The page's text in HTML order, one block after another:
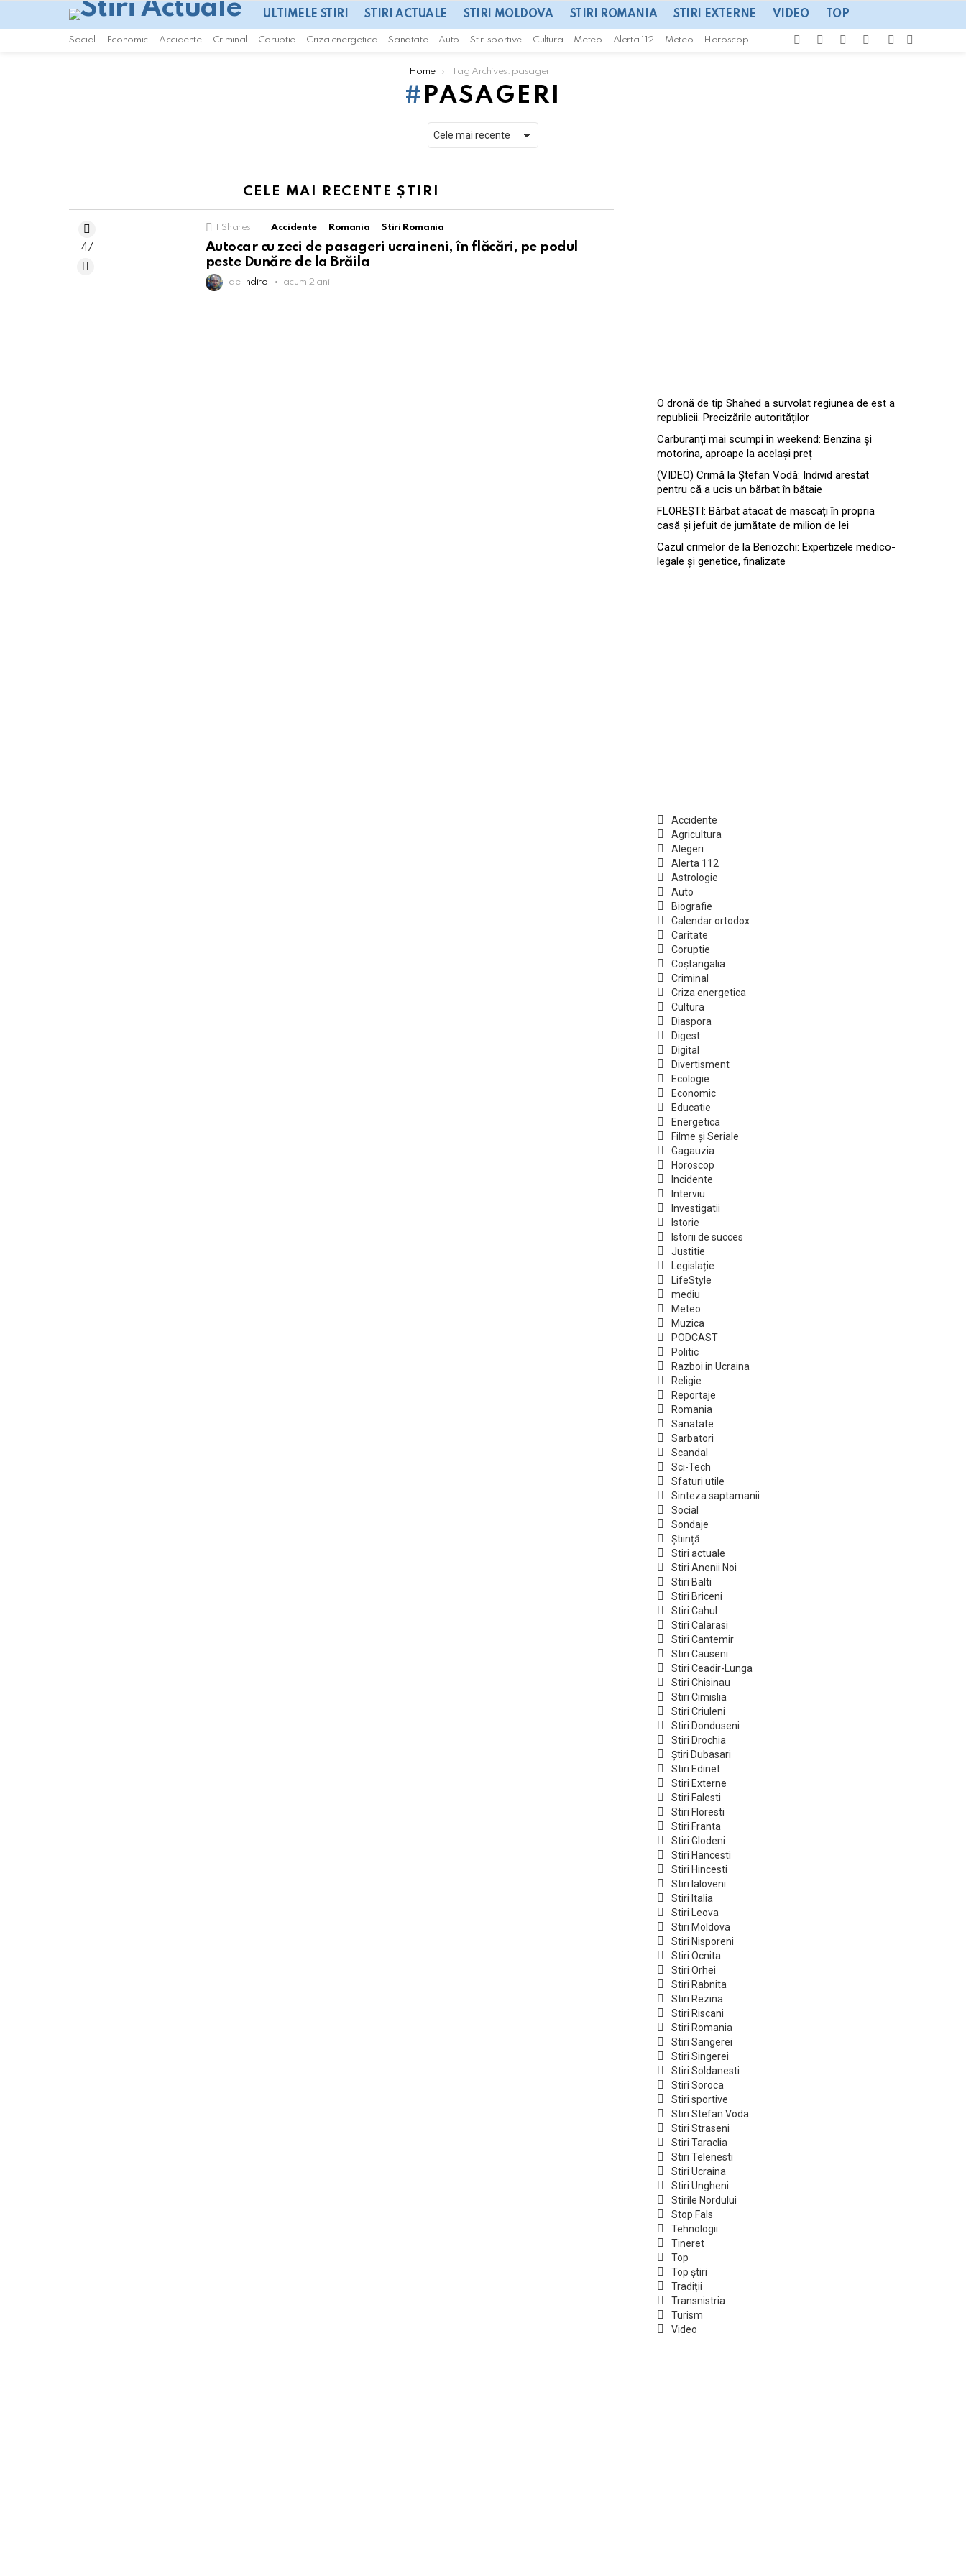
ULTIMELE STIRI STIRI ACTUALE STIRI MOLDOVA STIRI ROMANIA STIRI EXTERNE VIDEO TOP
Social Economic Accidente Criminal Coruptie Criza energetica Sanatate Auto Stiri sportive Cultura Meteo Alerta 112 Meteo Horoscop
facebooktwitter instagramyoutube SWITCH
Home Tag Archives: pasageri
PASAGERI
CELE MAI RECENTE ȘTIRI
1 Shares Accidente Romania Stiri Romania
Autocar cu zeci de pasageri ucraineni, în flăcări, pe podul
peste Dunăre de la Brăila
de Indiro acum 2 ani
47
O dronă de tip Shahed a survolat regiunea de est a
republicii. Precizările autorităților
Carburanți mai scumpi în weekend: Benzina și
motorina, aproape la același preț
(VIDEO) Crimă la Ștefan Vodă: Individ arestat
pentru că a ucis un bărbat în bătaie
FLOREȘTI: Bărbat atacat de mascați în propria
casă și jefuit de jumătate de milion de lei
Cazul crimelor de la Beriozchi: Expertizele medico-
legale și genetice, finalizate
Accidente
Agricultura
Alegeri
Alerta 112
Astrologie
Auto
Biografie
Calendar ortodox
Caritate
Coruptie
Coștangalia
Criminal
Criza energetica
Cultura
Diaspora
Digest
Digital
Divertisment
Ecologie
Economic
Educatie
Energetica
Filme și Seriale
Gagauzia
Horoscop
Incidente
Interviu
Investigatii
Istorie
Istorii de succes
Justitie
Legislație
LifeStyle
mediu
Meteo
Muzica
PODCAST
Politic
Razboi in Ucraina
Religie
Reportaje
Romania
Sanatate
Sarbatori
Scandal
Sci-Tech
Sfaturi utile
Sinteza saptamanii
Social
Sondaje
Știință
Stiri actuale
Stiri Anenii Noi
Stiri Balti
Stiri Briceni
Stiri Cahul
Stiri Calarasi
Stiri Cantemir
Stiri Causeni
Stiri Ceadir-Lunga
Stiri Chisinau
Stiri Cimislia
Stiri Criuleni
Stiri Donduseni
Stiri Drochia
Știri Dubasari
Stiri Edinet
Stiri Externe
Stiri Falesti
Stiri Floresti
Stiri Franta
Stiri Glodeni
Stiri Hancesti
Stiri Hincesti
Stiri Ialoveni
Stiri Italia
Stiri Leova
Stiri Moldova
Stiri Nisporeni
Stiri Ocnita
Stiri Orhei
Stiri Rabnita
Stiri Rezina
Stiri Riscani
Stiri Romania
Stiri Sangerei
Stiri Singerei
Stiri Soldanesti
Stiri Soroca
Stiri sportive
Stiri Stefan Voda
Stiri Straseni
Stiri Taraclia
Stiri Telenesti
Stiri Ucraina
Stiri Ungheni
Stirile Nordului
Stop Fals
Tehnologii
Tineret
Top
Top știri
Tradiții
Transnistria
Turism
Video